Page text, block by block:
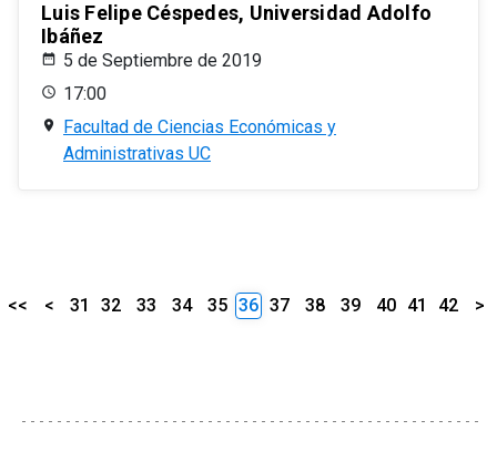
Luis Felipe Céspedes, Universidad Adolfo
Ibáñez
5 de Septiembre de 2019
17:00
Facultad de Ciencias Económicas y
Administrativas UC
<< < 31 32 33 34 35 36 37 38 39 40 41 42 >